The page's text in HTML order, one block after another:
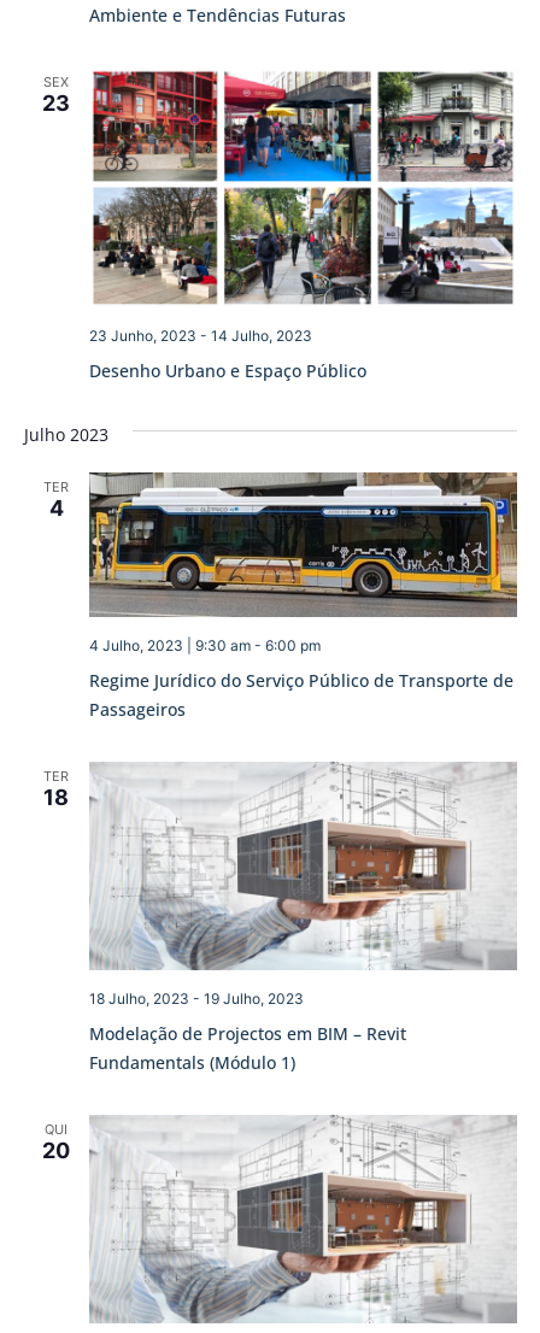
Ambiente e Tendências Futuras
SEX
23
Desenho Urbano e Espaço Público
23 Junho, 2023 - 14 Julho, 2023
Julho 2023
TER
4
Regime Jurídico do Serviço Público de Transporte de
Passageiros
4 Julho, 2023 | 9:30 am- 6:00 pm
TER
18
Modelação de Projectos em BIM – Revit
Fundamentals (Módulo 1)
18 Julho, 2023 - 19 Julho, 2023
QUI
20